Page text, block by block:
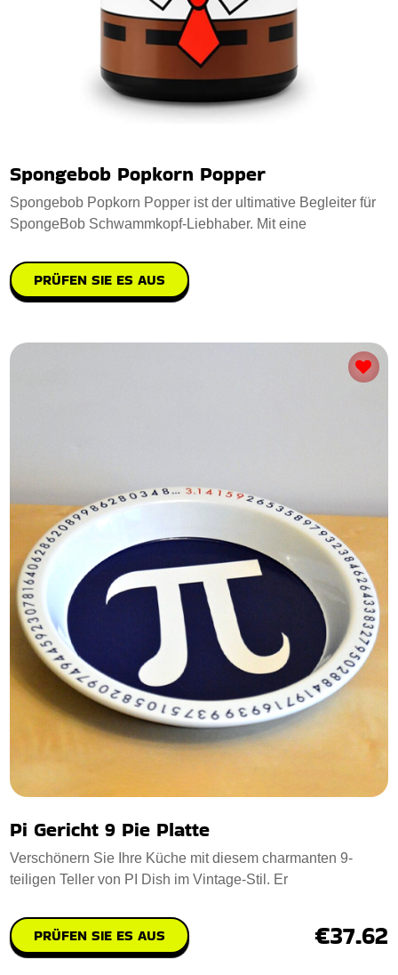
Spongebob Popkorn Popper
Spongebob Popkorn Popper ist der ultimative Begleiter für
SpongeBob Schwammkopf-Liebhaber. Mit eine
PRÜFEN SIE ES AUS
Pi Gericht 9 Pie Platte
Verschönern Sie Ihre Küche mit diesem charmanten 9-
teiligen Teller von PI Dish im Vintage-Stil. Er
PRÜFEN SIE ES AUS €37.62